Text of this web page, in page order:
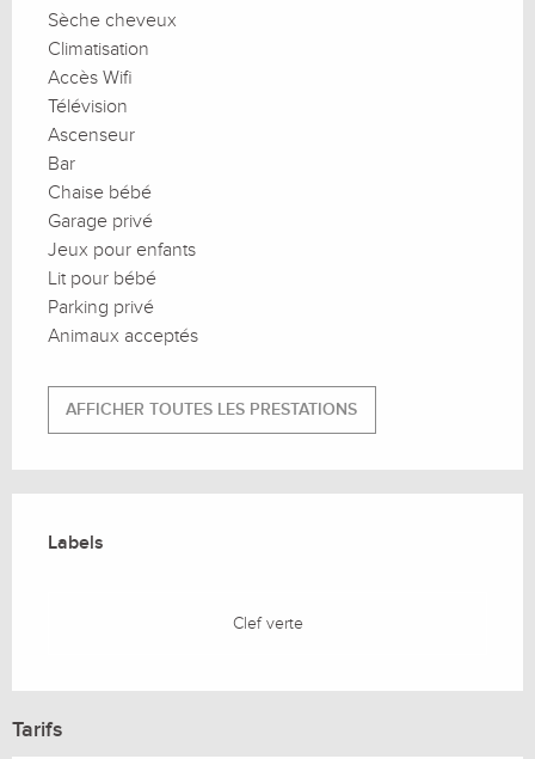
Sèche cheveux
Climatisation
Accès Wifi
Télévision
Ascenseur
Bar
Chaise bébé
Garage privé
Jeux pour enfants
Lit pour bébé
Parking privé
Animaux acceptés
AFFICHER TOUTES LES PRESTATIONS
Labels
Labels
Clef verte
Tarifs